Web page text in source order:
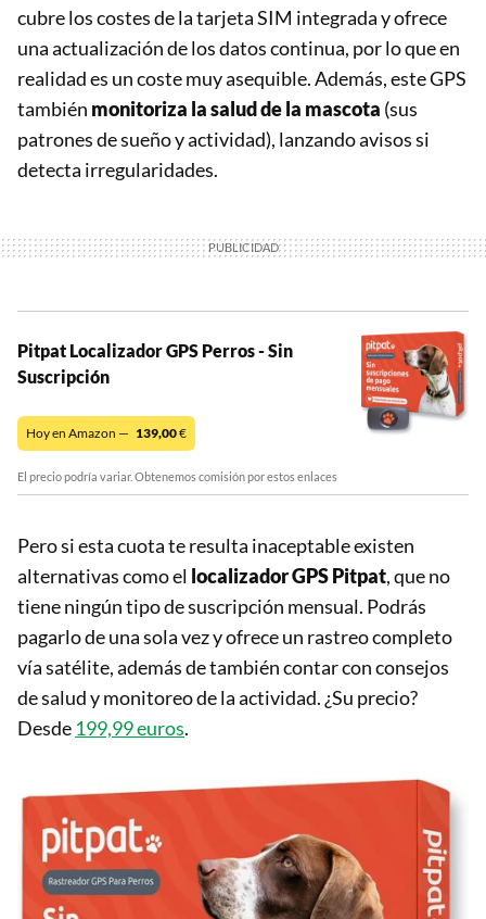
cubre los costes de la tarjeta SIM integrada y ofrece
una actualización de los datos continua, por lo que en
realidad es un coste muy asequible. Además, este GPS
también monitoriza la salud de la mascota (sus
patrones de sueño y actividad), lanzando avisos si
detecta irregularidades.
Pitpat Localizador GPS Perros - Sin
Suscripción
Hoy en Amazon — 139,00€
El precio podría variar. Obtenemos comisión por estos enlaces
Pero si esta cuota te resulta inaceptable existen
alternativas como el localizador GPS Pitpat, que no
tiene ningún tipo de suscripción mensual. Podrás
pagarlo de una sola vez y ofrece un rastreo completo
vía satélite, además de también contar con consejos
de salud y monitoreo de la actividad. ¿Su precio?
Desde 199,99 euros.